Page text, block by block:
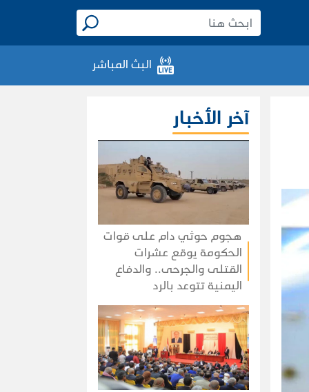
البث المباشر
آخر الأخبار
هجوم حوثي دام على قوات
الحكومة يوقع عشرات
القتلى والجرحى.. والدفاع
اليمنية تتوعد بالرد